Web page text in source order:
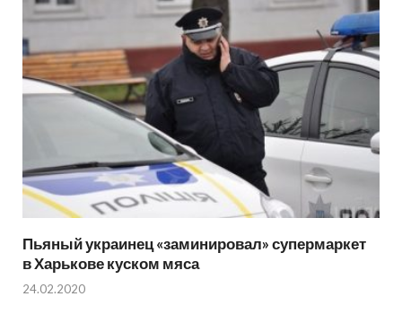
Пьяный украинец «заминировал» супермаркет
в Харькове куском мяса
24.02.2020